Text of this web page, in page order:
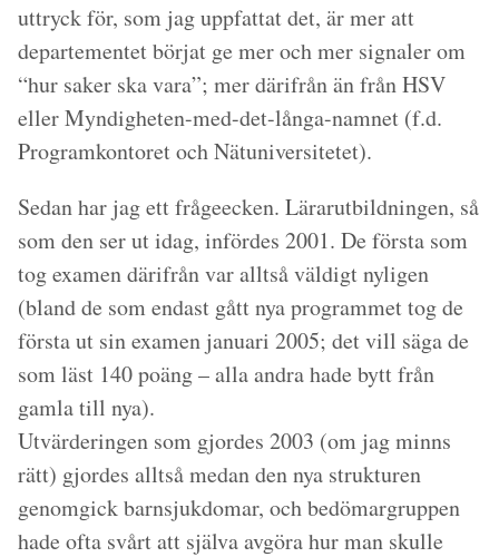
uttryck för, som jag uppfattat det, är mer att
departementet börjat ge mer och mer signaler om
“hur saker ska vara”; mer därifrån än från HSV
eller Myndigheten-med-det-långa-namnet (f.d.
Programkontoret och Nätuniversitetet).
Sedan har jag ett frågeecken. Lärarutbildningen, så
som den ser ut idag, infördes 2001. De första som
tog examen därifrån var alltså väldigt nyligen
(bland de som endast gått nya programmet tog de
första ut sin examen januari 2005; det vill säga de
som läst 140 poäng – alla andra hade bytt från
gamla till nya).
Utvärderingen som gjordes 2003 (om jag minns
rätt) gjordes alltså medan den nya strukturen
genomgick barnsjukdomar, och bedömargruppen
hade ofta svårt att själva avgöra hur man skulle